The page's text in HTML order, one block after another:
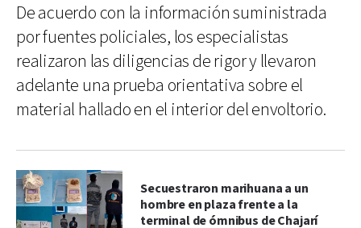
De acuerdo con la información suministrada
por fuentes policiales, los especialistas
realizaron las diligencias de rigor y llevaron
adelante una prueba orientativa sobre el
material hallado en el interior del envoltorio.
Secuestraron marihuana a un
hombre en plaza frente a la
terminal de ómnibus de Chajarí